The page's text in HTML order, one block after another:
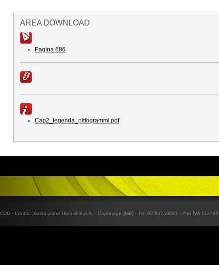
AREA DOWNLOAD
Pagina 686
Cap2_legenda_pittogrammi.pdf
CDU - Centro Distribuzione Utensili S.p.A. - Caponago (MB) - Tel. 02 95746081 - P.ta IVA